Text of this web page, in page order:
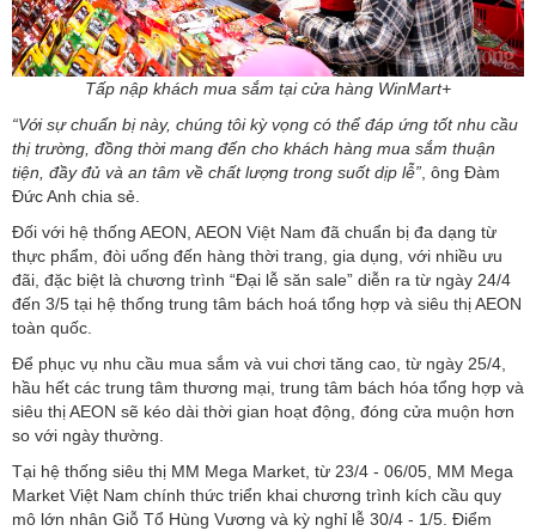
Tấp nập khách mua sắm tại cửa hàng WinMart+
“Với sự chuẩn bị này, chúng tôi kỳ vọng có thể đáp ứng tốt nhu cầu
thị trường, đồng thời mang đến cho khách hàng mua sắm thuận
tiện, đầy đủ và an tâm về chất lượng trong suốt dịp lễ”, ông Đàm
Đức Anh chia sẻ.
Đối với hệ thống AEON, AEON Việt Nam đã chuẩn bị đa dạng từ
thực phẩm, đòi uống đến hàng thời trang, gia dụng, với nhiều ưu
đãi, đặc biệt là chương trình “Đại lễ săn sale” diễn ra từ ngày 24/4
đến 3/5 tại hệ thống trung tâm bách hoá tổng hợp và siêu thị AEON
toàn quốc.
Để phục vụ nhu cầu mua sắm và vui chơi tăng cao, từ ngày 25/4,
hầu hết các trung tâm thương mại, trung tâm bách hóa tổng hợp và
siêu thị AEON sẽ kéo dài thời gian hoạt động, đóng cửa muộn hơn
so với ngày thường.
Tại hệ thống siêu thị MM Mega Market, từ 23/4 - 06/05, MM Mega
Market Việt Nam chính thức triển khai chương trình kích cầu quy
mô lớn nhân Giỗ Tổ Hùng Vương và kỳ nghỉ lễ 30/4 - 1/5. Điểm